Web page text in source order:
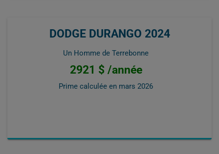
DODGE DURANGO 2024
Un Homme de Terrebonne
2921 $ /année
Prime calculée en mars 2026